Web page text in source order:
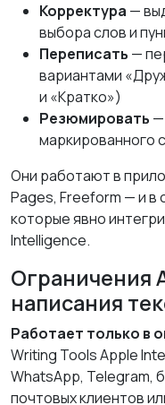
Корректура —
выбора слов и
Переписать —
вариантами
и «Кратко»)
Резюмировать —
маркированного
Они работают в
Pages, Freeform — и в
которые явно
Intelligence.
Ограничения
написания
Работает только в
Writing Tools Apple
WhatsApp, Telegram,
почтовых клиентов